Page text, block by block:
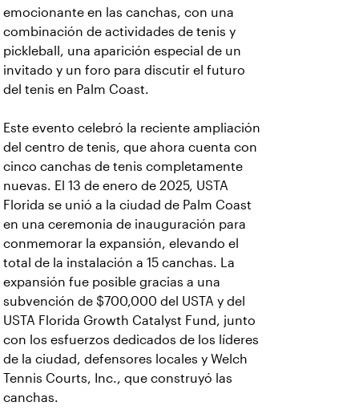
emocionante en las canchas, con una
combinación de actividades de tenis y
pickleball, una aparición especial de un
invitado y un foro para discutir el futuro
del tenis en Palm Coast.
Este evento celebró la reciente ampliación
del centro de tenis, que ahora cuenta con
cinco canchas de tenis completamente
nuevas. El 13 de enero de 2025, USTA
Florida se unió a la ciudad de Palm Coast
en una ceremonia de inauguración para
conmemorar la expansión, elevando el
total de la instalación a 15 canchas. La
expansión fue posible gracias a una
subvención de $700,000 del USTA y del
USTA Florida Growth Catalyst Fund, junto
con los esfuerzos dedicados de los líderes
de la ciudad, defensores locales y Welch
Tennis Courts, Inc., que construyó las
canchas.